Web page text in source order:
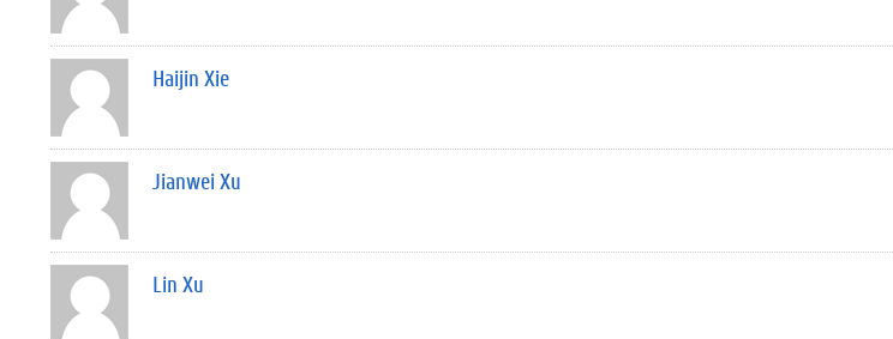
Haijin Xie
Jianwei Xu
Lin Xu